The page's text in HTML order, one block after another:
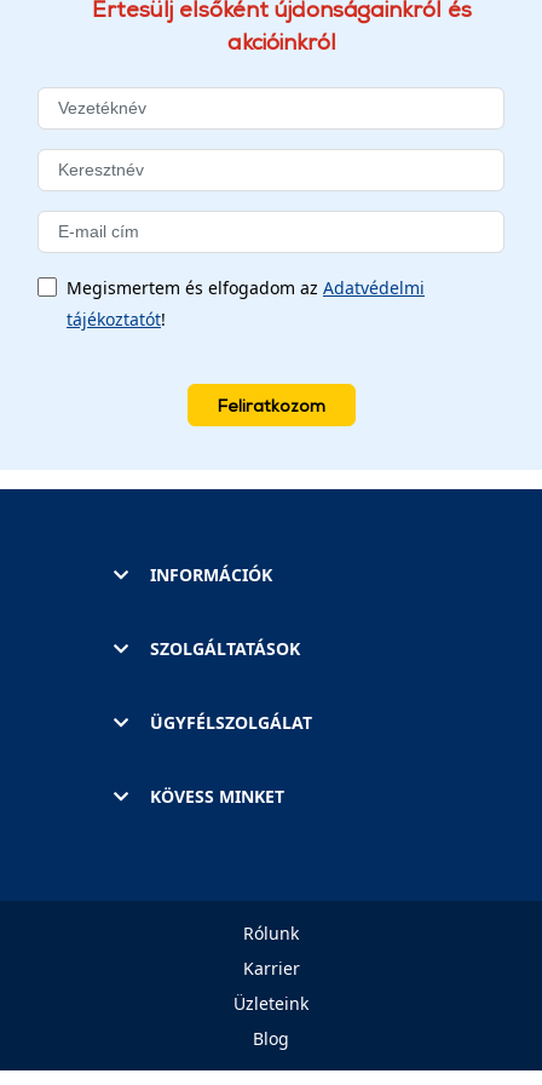
Értesülj elsőként újdonságainkról és
akcióinkról
Megismertem és elfogadom az Adatvédelmi
tájékoztatót!
Feliratkozom
INFORMÁCIÓK
SZOLGÁLTATÁSOK
ÜGYFÉLSZOLGÁLAT
KÖVESS MINKET
Rólunk
Karrier
Üzleteink
Blog